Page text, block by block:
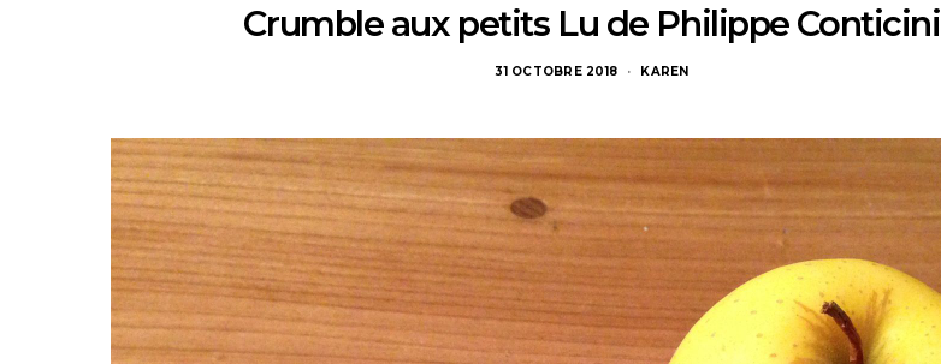
Crumble aux petits Lu de Philippe Conticini
31 OCTOBRE 2018 KAREN